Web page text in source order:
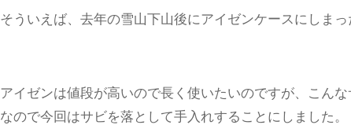
そういえば、去年の雪山下山後にアイゼンケースにしま
アイゼンは値段が高いので長く使いたいのですが、こん
なので今回はサビを落として手入れすることにしました。